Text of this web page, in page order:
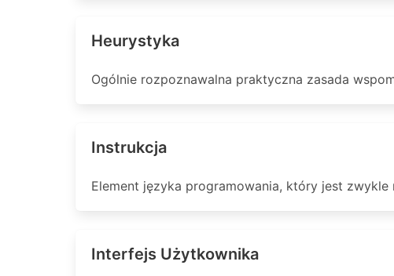
Heurystyka
Ogólnie rozpoznawalna praktyczna zasada
Instrukcja
Element języka programowania, który jest
Interfejs Użytkownika